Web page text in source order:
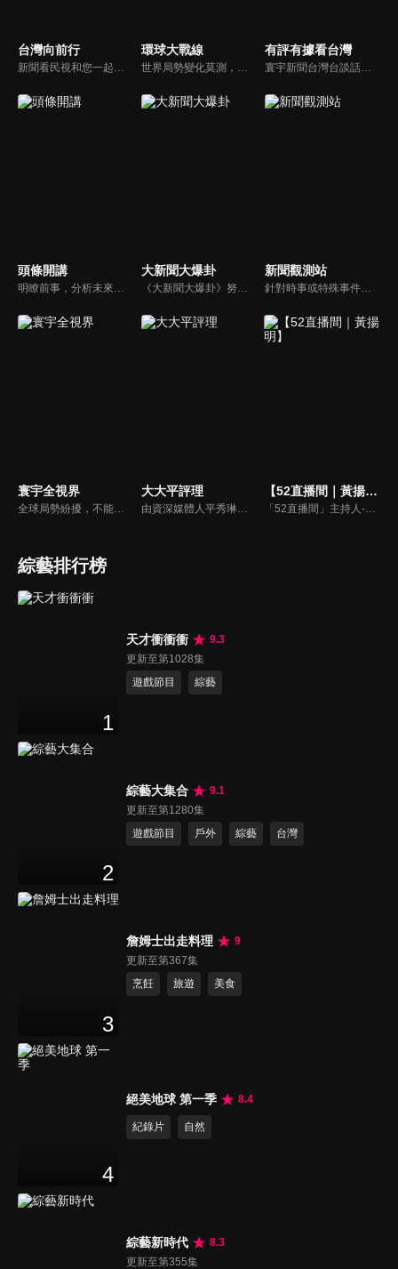
台灣向前行
新聞看民視和您一起討論最新最熱的時事新聞！
環球大戰線
世界局勢變化莫測，你我都身在其中，國際之間合縱連橫，外交、政治、經濟、軍事、科技，無所不爭、無所不戰，《環球大戰線》全方位觀點，與您一起剖析戰略，走進環球競爭最前線！
有評有據看台灣
寰宇新聞台灣台談話性節目《有評有據看台灣》節目跳脫來賓演繹的「浮誇情境式政論型態」，改採網路大數據點題，直視分析選情實相，帶您「有評、有據」的遍覽政經大小事。
頭條開講
明瞭前事，分析未來走向，周玉琴告訴您沒想到的大小事背後真相。你不理政治，政治卻未必不會影響你！世界政治勢力結構快速改變，新時代降臨，舊思想如何進化，台灣新思路能否頂得住大國衝擊，最接近民意的聲音，都在《頭條開講》。
大新聞大爆卦
《大新聞大爆卦》努力秉持著監督政府的精神，繼續在網路上努力說出事實。
新聞觀測站
針對時事或特殊事件邀請來賓進行深度探討，或專訪各領域傑出人士。
寰宇全視界
全球局勢紛擾，不能置身事外！主播任明玥主持，嶄新一季《寰宇全視界2.0》，集結各領域重磅嘉賓，犀利評論、深度視角，帶您洞悉世界局勢脈絡，開拓兩岸和國際新視野，《寰宇全視界2.0》，帶給您最具含金量的觀點。
大大平評理
由資深媒體人平秀琳所主持的時事討論節目，針對大眾關心的議題，邀請關鍵人物或意見領袖上節目，從各種角度深入剖析，並藉由多人的觀點交流，讓新聞事件的真相掏深一點，幫助觀眾了解當下最熱門的新聞議題，期使本節目成為台灣理性討論時事的典範。
【52直播間｜黃揚明】
「52直播間」主持人-黃揚明（剝雞）為您還原「新聞真相」，給您最重磅的新聞評論。
綜藝排行榜
1
天才衝衝衝
9.3
更新至第1028集
遊戲節目
綜藝
2
綜藝大集合
9.1
更新至第1280集
遊戲節目
戶外 綜藝 台灣
3
詹姆士出走料理
9
更新至第367集
烹飪
旅遊 美食
4
絕美地球 第一季 8.4
紀錄片 自然
綜藝新時代
8.3
更新至第355集